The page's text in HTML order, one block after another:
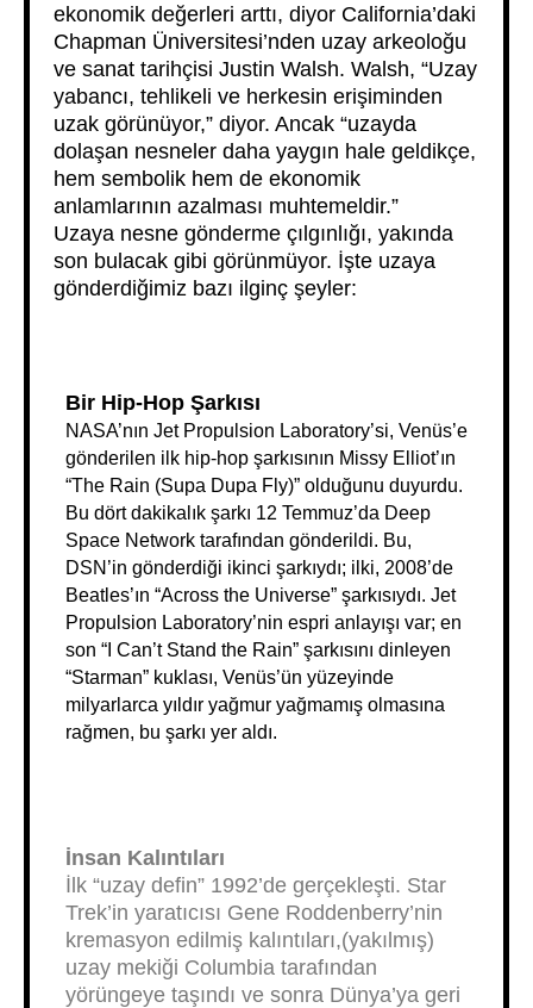
ekonomik değerleri arttı, diyor California’daki
Chapman Üniversitesi’nden uzay arkeoloğu
ve sanat tarihçisi Justin Walsh. Walsh, “Uzay
yabancı, tehlikeli ve herkesin erişiminden
uzak görünüyor,” diyor. Ancak “uzayda
dolaşan nesneler daha yaygın hale geldikçe,
hem sembolik hem de ekonomik
anlamlarının azalması muhtemeldir.”
Uzaya nesne gönderme çılgınlığı, yakında
son bulacak gibi görünmüyor. İşte uzaya
gönderdiğimiz bazı ilginç şeyler:
Bir Hip-Hop Şarkısı
NASA’nın Jet Propulsion Laboratory’si, Venüs’e
gönderilen ilk hip-hop şarkısının Missy Elliot’ın
“The Rain (Supa Dupa Fly)” olduğunu duyurdu.
Bu dört dakikalık şarkı 12 Temmuz’da Deep
Space Network tarafından gönderildi. Bu,
DSN’in gönderdiği ikinci şarkıydı; ilki, 2008’de
Beatles’ın “Across the Universe” şarkısıydı. Jet
Propulsion Laboratory’nin espri anlayışı var; en
son “I Can’t Stand the Rain” şarkısını dinleyen
“Starman” kuklası, Venüs’ün yüzeyinde
milyarlarca yıldır yağmur yağmamış olmasına
rağmen, bu şarkı yer aldı.
İnsan Kalıntıları
İlk “uzay defin” 1992’de gerçekleşti. Star
Trek’in yaratıcısı Gene Roddenberry’nin
kremasyon edilmiş kalıntıları,(yakılmış)
uzay mekiği Columbia tarafından
yörüngeye taşındı ve sonra Dünya’ya geri